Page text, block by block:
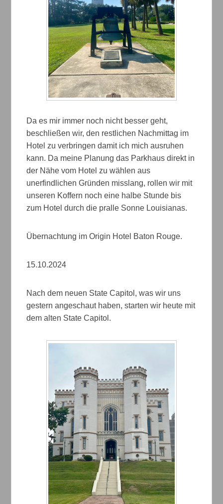
Da es mir immer noch nicht besser geht,
beschließen wir, den restlichen Nachmittag im
Hotel zu verbringen damit ich mich ausruhen
kann. Da meine Planung das Parkhaus direkt in
der Nähe vom Hotel zu wählen aus
unerfindlichen Gründen misslang, rollen wir mit
unseren Koffern noch eine halbe Stunde bis
zum Hotel durch die pralle Sonne Louisianas.
Übernachtung im Origin Hotel Baton Rouge.
15.10.2024
Nach dem neuen State Capitol, was wir uns
gestern angeschaut haben, starten wir heute mit
dem alten State Capitol.